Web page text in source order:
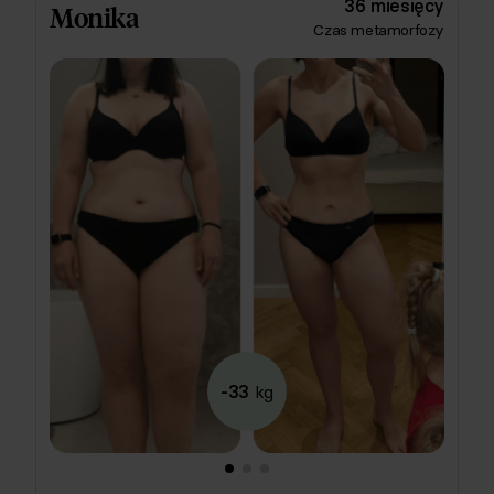
ziemniaczanymi z sosem czosnkowym, kanapkami z
cheddarem i jagodziankami z ricottą. Do tego
wdrożyła treningi biegowe, które szybko weszły w
rutynę. Efekt? Spektakularny! Super robota! 🌿
Monika 36 miesięcy
Czas metamorfozy
-33 kg